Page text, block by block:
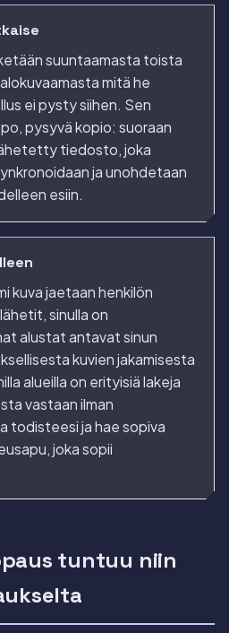
suuntaamasta toista
mitä he
ei pysty siihen. Sen
pysyvä kopio: suoraan
tiedosto, joka
ja unohdetaan
esiin.
kuva jaetaan henkilön
sinulla on
alustat antavat sinun
kuvien jakamisesta
alueilla on erityisiä lakeja
vastaan ilman
todisteesi ja hae sopiva
joka sopii
tuntuu niin